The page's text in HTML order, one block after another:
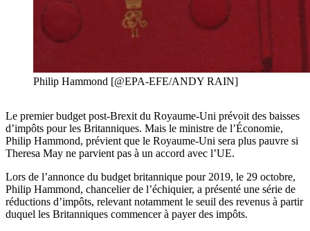
Philip Hammond [@EPA-EFE/ANDY RAIN]
Le premier budget post-Brexit du Royaume-Uni prévoit des baisses
d’impôts pour les Britanniques. Mais le ministre de l’Économie,
Philip Hammond, prévient que le Royaume-Uni sera plus pauvre si
Theresa May ne parvient pas à un accord avec l’UE.
Lors de l’annonce du budget britannique pour 2019, le 29 octobre,
Philip Hammond, chancelier de l’échiquier, a présenté une série de
réductions d’impôts, relevant notamment le seuil des revenus à partir
duquel les Britanniques commencer à payer des impôts.